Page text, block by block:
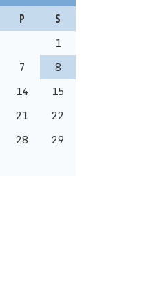
P S
1
7
8
14
15
21
22
28
29